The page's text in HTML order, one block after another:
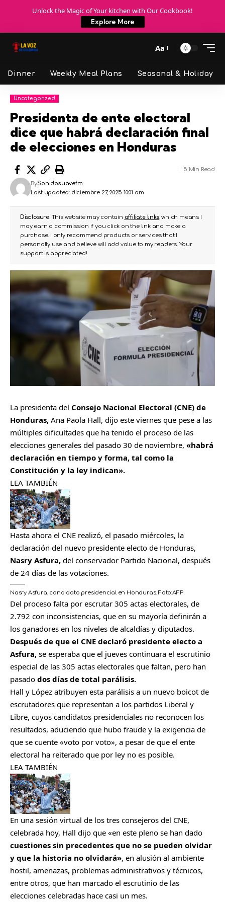
Unlock the Magic of Your kitchen with Our Cookbook!
Explore More
Aa
Dinner Weekly Meal Plans Seasonal & Holiday
Uncategorized
Presidenta de ente electoral
dice que habrá declaración final
de elecciones en Honduras
Last updated: diciembre 27, 2025 10:01 am
BySonidosuavefm
5 Min Read
Disclosure:This website may contain affiliate links, which means I
may earn a commission if you click on the link and make a
purchase. I only recommend products or services that I
personally use and believe will add value to my readers. Your
support is appreciated!
La presidenta del Consejo Nacional Electoral (CNE) de
Honduras, Ana Paola Hall, dijo este viernes que pese a las
múltiples dificultades que ha tenido el proceso de las
elecciones generales del pasado 30 de noviembre, «habrá
declaración en tiempo y forma, tal como la
Constitución y la ley indican».
LEA TAMBIÉN
Hasta ahora el CNE realizó, el pasado miércoles, la
declaración del nuevo presidente electo de Honduras,
Nasry Asfura, del conservador Partido Nacional, después
de 24 días de las votaciones.
Nasry Asfura, candidato presidencial en Honduras. Foto:AFP
Del proceso falta por escrutar 305 actas electorales, de
2.792 con inconsistencias, que en su mayoría definirán a
los ganadores en los niveles de alcaldías y diputados.
Después de que el CNE declaró presidente electo a
Asfura, se esperaba que el jueves continuara el escrutinio
especial de las 305 actas electorales que faltan, pero han
pasado dos días de total parálisis.
Hall y López atribuyen esta parálisis a un nuevo boicot de
escrutadores que representan a los partidos Liberal y
Libre, cuyos candidatos presidenciales no reconocen los
resultados, aduciendo que hubo fraude y la exigencia de
que se cuente «voto por voto», a pesar de que el ente
electoral ha reiterado que por ley no es posible.
LEA TAMBIÉN
En una sesión virtual de los tres consejeros del CNE,
celebrada hoy, Hall dijo que «en este pleno se han dado
cuestiones sin precedentes que no se pueden olvidar
y que la historia no olvidará», en alusión al ambiente
hostil, amenazas, problemas administrativos y técnicos,
entre otros, que han marcado el escrutinio de las
elecciones celebradas hace casi un mes.